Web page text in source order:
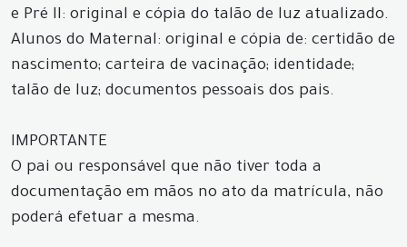
e Pré II: original e cópia do talão de luz atualizado.
Alunos do Maternal: original e cópia de: certidão de
nascimento; carteira de vacinação; identidade;
talão de luz; documentos pessoais dos pais.
IMPORTANTE
O pai ou responsável que não tiver toda a
documentação em mãos no ato da matrícula, não
poderá efetuar a mesma.